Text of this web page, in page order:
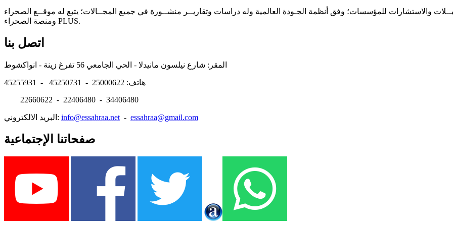
والاستشارات للمؤسسات؛ وفق أنظمة الجـودة العالمية وله دراسات وتقاريــر منشــورة في جميع المجــالات؛ يتبع له موقــع الصحراء
ومنصة الصحراء PLUS.
اتصل بنا
هاتف: 25000622 - 45250731 - 45255931
22660622 - 22406480 - 34406480
البريد الالكتروني: info@essahraa.net - essahraa@gmail.com
صفحاتنا الإجتماعية